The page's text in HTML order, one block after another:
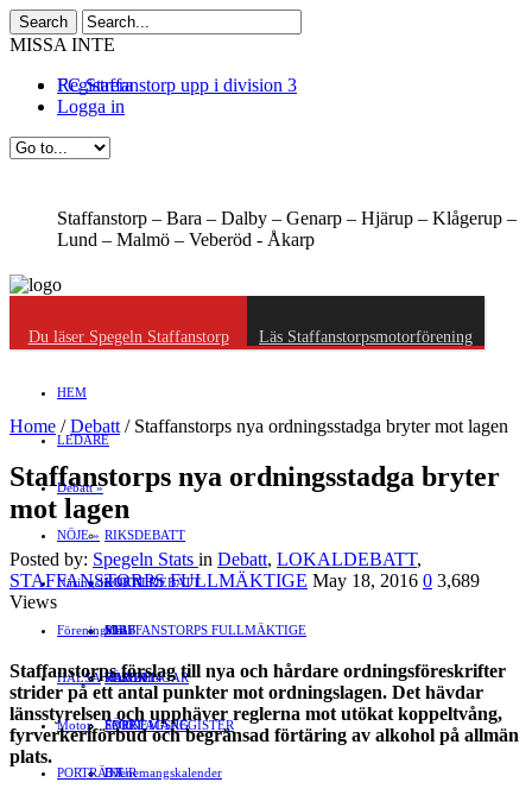
MISSA INTE
FC Staffanstorp upp i division 3
Registrera
Logga in
Staffanstorp – Bara – Dalby – Genarp – Hjärup – Klågerup –
Lund – Malmö – Veberöd - Åkarp
Du läser Spegeln Staffanstorp Läs Staffanstorpsmotorförening
HEM
LEDARE
Debatt »
RIKSDEBATT
LOKALDEBATT
STAFFANSTORPS FULLMÄKTIGE
VAL 2014
NÖJE »
KULTUR
Mat
RESOR
EVENEMANG
Evenemangskalender
Näringsliv »
JOBB
HANDEL
FÖRETAGSREGISTER
Föreningsliv »
FÖRENINGAR
SPORT
DJUR
HÄLSA
Motor
PORTRÄTT
Home /Debatt / Staffanstorps nya ordningsstadga bryter mot lagen
Staffanstorps nya ordningsstadga bryter
mot lagen
Posted by: Spegeln Stats in Debatt, LOKALDEBATT,
STAFFANSTORPS FULLMÄKTIGE May 18, 2016 0 3,689
Views
Staffanstorps förslag till nya och hårdare ordningsföreskrifter
strider på ett antal punkter mot ordningslagen. Det hävdar
länsstyrelsen och upphäver reglerna mot utökat koppeltvång,
fyrverkeriförbud och begränsad förtäring av alkohol på allmän
plats.